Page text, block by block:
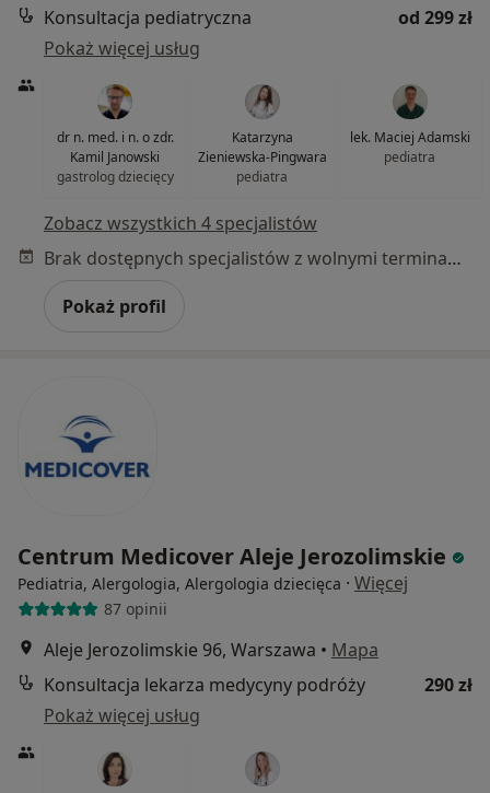
Konsultacja pediatryczna
od 299 zł
Pokaż więcej usług
dr n. med. i n. o zdr.
Kamil Janowski
gastrolog dziecięcy
Katarzyna
Zieniewska-Pingwara
pediatra
lek. Maciej Adamski
pediatra
Zobacz wszystkich 4 specjalistów
Brak dostępnych specjalistów z wolnymi terminami w tym centrum medycznym.
Pokaż profil
Centrum Medicover Aleje Jerozolimskie
Pediatria, Alergologia, Alergologia dziecięca · Więcej
87 opinii
Aleje Jerozolimskie 96, Warszawa • Mapa
Konsultacja lekarza medycyny podróży
290 zł
Pokaż więcej usług